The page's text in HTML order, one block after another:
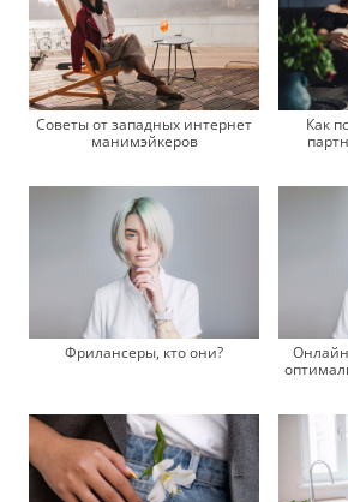
Советы от западных интернет
манимэйкеров
Как
Фрилансеры, кто они?